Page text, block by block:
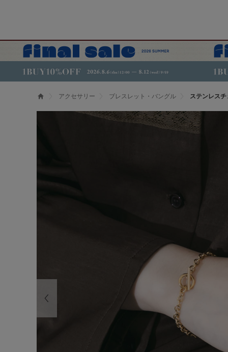
アクセサリー ブレスレット・バングル ステンレス